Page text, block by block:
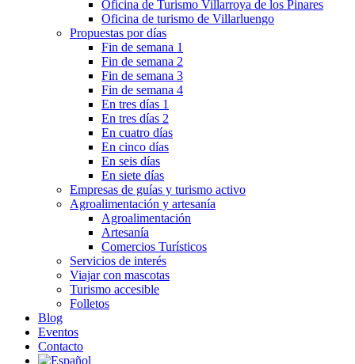
Oficina de Turismo Villarroya de los Pinares
Oficina de turismo de Villarluengo
Propuestas por días
Fin de semana 1
Fin de semana 2
Fin de semana 3
Fin de semana 4
En tres días 1
En tres días 2
En cuatro días
En cinco días
En seis días
En siete días
Empresas de guías y turismo activo
Agroalimentación y artesanía
Agroalimentación
Artesanía
Comercios Turísticos
Servicios de interés
Viajar con mascotas
Turismo accesible
Folletos
Blog
Eventos
Contacto